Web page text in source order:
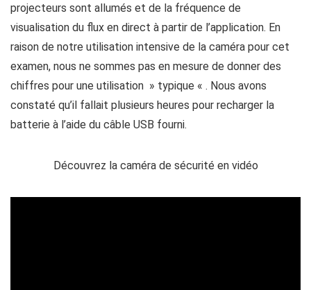
projecteurs sont allumés et de la fréquence de
visualisation du flux en direct à partir de l’application. En
raison de notre utilisation intensive de la caméra pour cet
examen, nous ne sommes pas en mesure de donner des
chiffres pour une utilisation » typique « . Nous avons
constaté qu’il fallait plusieurs heures pour recharger la
batterie à l’aide du câble USB fourni.
Découvrez la caméra de sécurité en vidéo